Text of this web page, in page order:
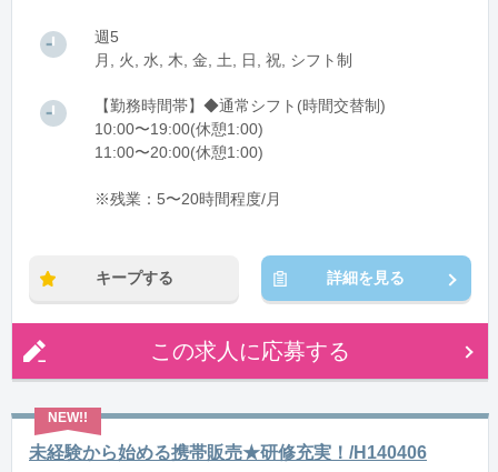
週5
月, 火, 水, 木, 金, 土, 日, 祝, シフト制
【勤務時間帯】◆通常シフト(時間交替制)
10:00〜19:00(休憩1:00)
11:00〜20:00(休憩1:00)
※残業：5〜20時間程度/月
キープする 詳細を見る
この求人に応募する
未経験から始める携帯販売★研修充実！/H140406